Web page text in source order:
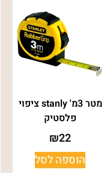
מטר 3מ' stanly ציפוי
פלסטיק
₪22
הוספה לסל